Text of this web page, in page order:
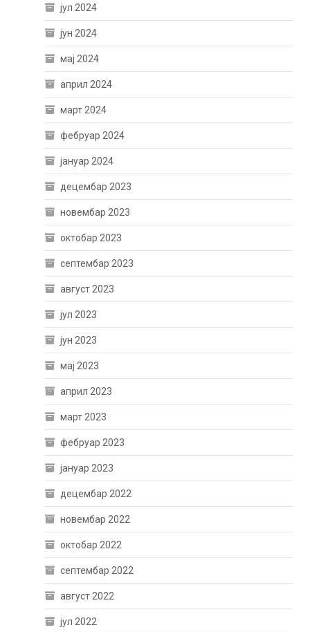
јул 2024
јун 2024
мај 2024
април 2024
март 2024
фебруар 2024
јануар 2024
децембар 2023
новембар 2023
октобар 2023
септембар 2023
август 2023
јул 2023
јун 2023
мај 2023
април 2023
март 2023
фебруар 2023
јануар 2023
децембар 2022
новембар 2022
октобар 2022
септембар 2022
август 2022
јул 2022